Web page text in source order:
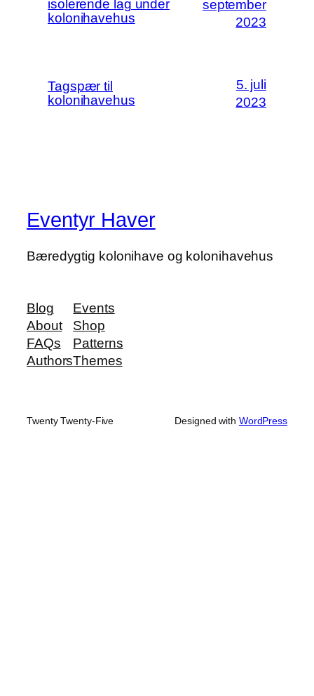
isolerende lag under
kolonihavehus
september
2023
Tagspær til
kolonihavehus
5. juli
2023
Eventyr Haver
Bæredygtig kolonihave og kolonihavehus
Blog
About
FAQs
Authors
Events
Shop
Patterns
Themes
Twenty Twenty-Five Designed with WordPress